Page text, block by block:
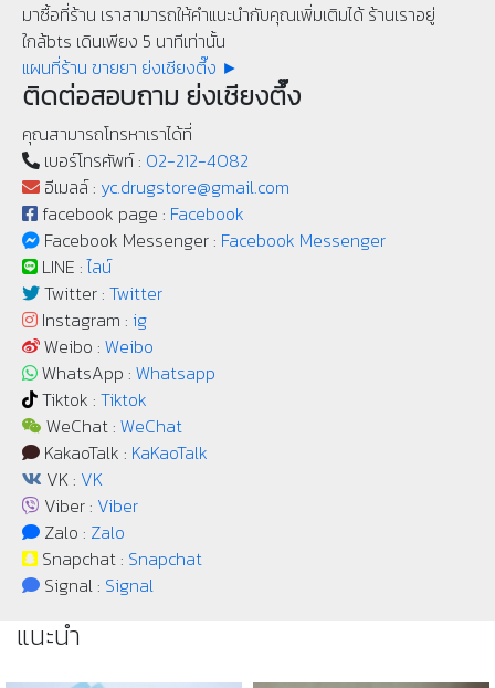
มาซื้อที่ร้าน เราสามารถให้คำแนะนำกับคุณเพิ่มเติมได้ ร้านเราอยู่
ใกล้bts เดินเพียง 5 นาทีเท่านั้น
แผนที่ร้าน ขายยา ย่งเชียงตึ๊ง ►
ติดต่อสอบถาม ย่งเชียงตึ๊ง
คุณสามารถโทรหาเราได้ที่
เบอร์โทรศัพท์ : 02-212-4082
อีเมลล์ : yc.drugstore@gmail.com
facebook page : Facebook
Facebook Messenger : Facebook Messenger
LINE :ไลน์
Twitter : Twitter
Instagram : ig
Weibo : Weibo
WhatsApp : Whatsapp
Tiktok : Tiktok
WeChat : WeChat
KakaoTalk : KaKaoTalk
VK : VK
Viber : Viber
Zalo : Zalo
Snapchat : Snapchat
Signal : Signal
แนะนำ